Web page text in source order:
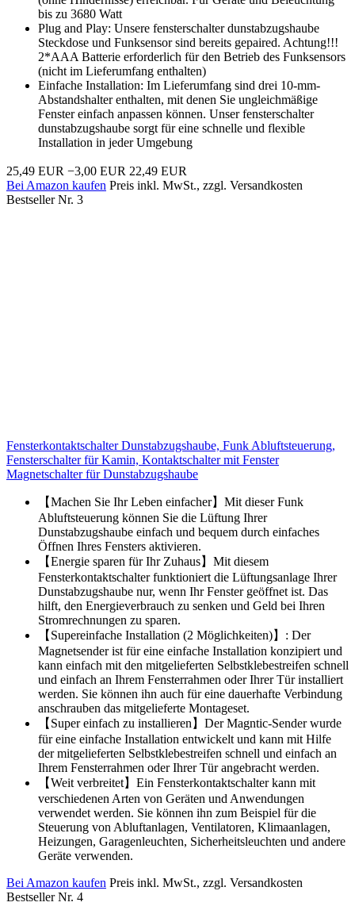
bis zu 3680 Watt
Plug and Play: Unsere fensterschalter dunstabzugshaube
Steckdose und Funksensor sind bereits gepaired. Achtung!!!
2*AAA Batterie erforderlich für den Betrieb des Funksensors
(nicht im Lieferumfang enthalten)
Einfache Installation: Im Lieferumfang sind drei 10-mm-
Abstandshalter enthalten, mit denen Sie ungleichmäßige
Fenster einfach anpassen können. Unser fensterschalter
dunstabzugshaube sorgt für eine schnelle und flexible
Installation in jeder Umgebung
25,49 EUR −3,00 EUR 22,49 EUR
Bei Amazon kaufen Preis inkl. MwSt., zzgl. Versandkosten
Bestseller Nr. 3
Fensterkontaktschalter Dunstabzugshaube, Funk Abluftsteuerung,
Fensterschalter für Kamin, Kontaktschalter mit Fenster
Magnetschalter für Dunstabzugshaube
【Machen Sie Ihr Leben einfacher】Mit dieser Funk
Abluftsteuerung können Sie die Lüftung Ihrer
Dunstabzugshaube einfach und bequem durch einfaches
Öffnen Ihres Fensters aktivieren.
【Energie sparen für Ihr Zuhaus】Mit diesem
Fensterkontaktschalter funktioniert die Lüftungsanlage Ihrer
Dunstabzugshaube nur, wenn Ihr Fenster geöffnet ist. Das
hilft, den Energieverbrauch zu senken und Geld bei Ihren
Stromrechnungen zu sparen.
【Supereinfache Installation (2 Möglichkeiten)】: Der
Magnetsender ist für eine einfache Installation konzipiert und
kann einfach mit den mitgelieferten Selbstklebestreifen schnell
und einfach an Ihrem Fensterrahmen oder Ihrer Tür installiert
werden. Sie können ihn auch für eine dauerhafte Verbindung
anschrauben das mitgelieferte Montageset.
【Super einfach zu installieren】Der Magntic-Sender wurde
für eine einfache Installation entwickelt und kann mit Hilfe
der mitgelieferten Selbstklebestreifen schnell und einfach an
Ihrem Fensterrahmen oder Ihrer Tür angebracht werden.
【Weit verbreitet】Ein Fensterkontaktschalter kann mit
verschiedenen Arten von Geräten und Anwendungen
verwendet werden. Sie können ihn zum Beispiel für die
Steuerung von Abluftanlagen, Ventilatoren, Klimaanlagen,
Heizungen, Garagenleuchten, Sicherheitsleuchten und andere
Geräte verwenden.
Bei Amazon kaufen Preis inkl. MwSt., zzgl. Versandkosten
Bestseller Nr. 4